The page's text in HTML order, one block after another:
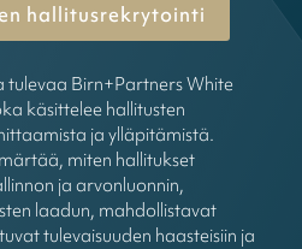
hallitusrekrytointi
tulevaa Birn+Partners White
käsittelee hallitusten
ja ylläpitämistä.
miten hallitukset
ja arvonluonnin,
laadun, mahdollistavat
tulevaisuuden haasteisiin ja